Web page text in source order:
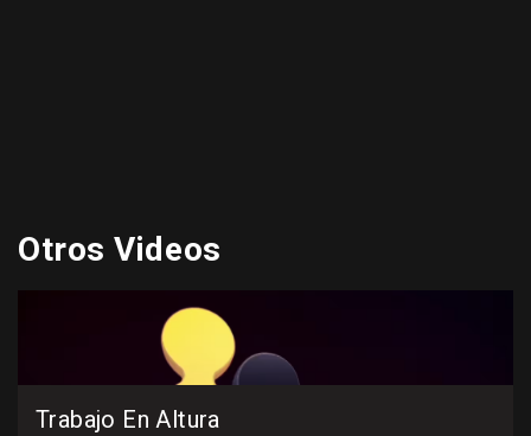
Otros Videos
Trabajo En Altura